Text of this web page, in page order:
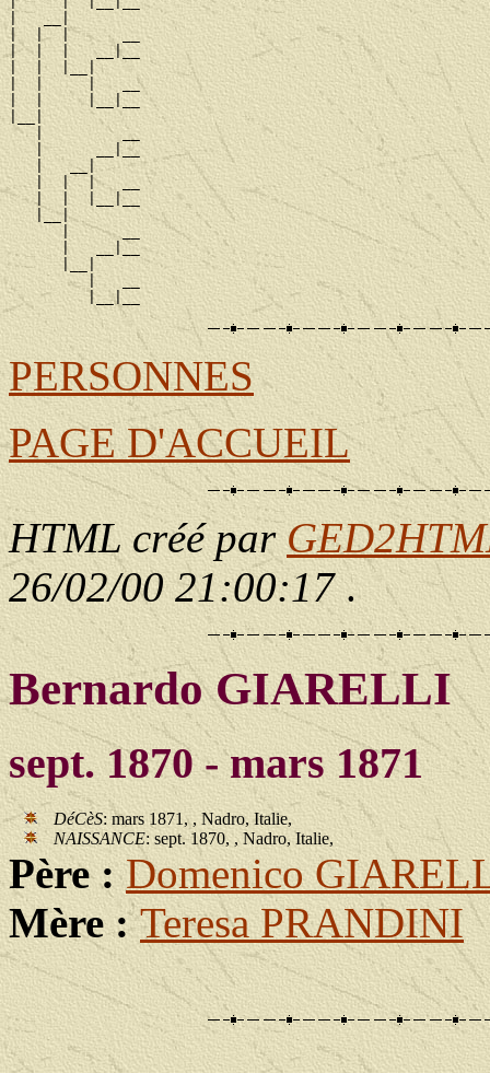
|   __|
|  |  |      __
|  |  |   __|__
|  |  |__|
|  |     |   __
|  |     |__|__
|__|
   |         __
   |      __|__
   |   __|
   |  |  |   __
   |  |  |__|__
   |__|
      |      __
      |   __|__
      |__|
         |   __
PERSONNES
PAGE D'ACCUEIL
HTML créé par
26/02/00 21:00:17.
Bernardo GIARELLI
sept. 1870 - mars 1871
DéCèS: mars 1871, , Nadro, Italie,
NAISSANCE: sept. 1870, , Nadro, Italie,
Père :Domenico
Mère :Teresa PRANDINI